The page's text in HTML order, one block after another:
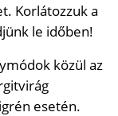
Korlátozzuk a
le időben!
közül az
esetén.